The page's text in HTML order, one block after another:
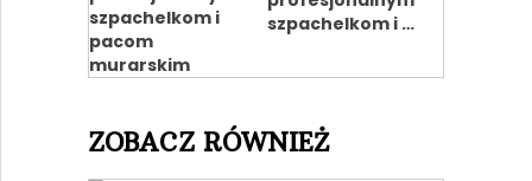
szpachelkom i …
ZOBACZ RÓWNIEŻ